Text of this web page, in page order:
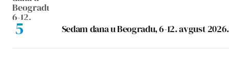
Sedam dana u Beogradu, 6-12. avgust 2026.